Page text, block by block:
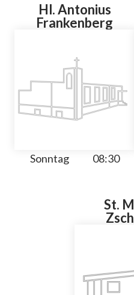
Hl. Antonius
Frankenberg
Sonntag 08:30
St.